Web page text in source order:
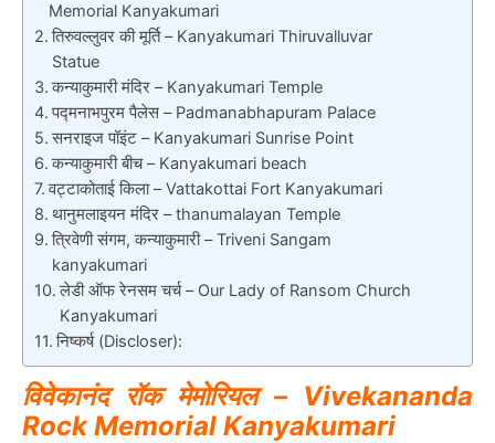
Memorial Kanyakumari
तिरुवल्लुवर की मूर्ति – Kanyakumari Thiruvalluvar
Statue
कन्याकुमारी मंदिर – Kanyakumari Temple
पद्मनाभपुरम पैलेस – Padmanabhapuram Palace
सनराइज पॉइंट – Kanyakumari Sunrise Point
कन्याकुमारी बीच – Kanyakumari beach
वट्टाकोताई किला – Vattakottai Fort Kanyakumari
थानुमलाइयन मंदिर – thanumalayan Temple
त्रिवेणी संगम, कन्याकुमारी – Triveni Sangam
kanyakumari
लेडी ऑफ रेनसम चर्च – Our Lady of Ransom Church
Kanyakumari
निष्कर्ष (Discloser):
विवेकानंद रॉक मेमोरियल – Vivekananda
Rock Memorial Kanyakumari